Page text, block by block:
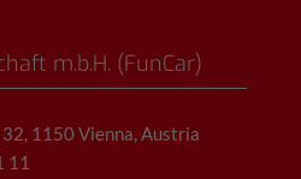
m.b.H. (FunCar)
1150 Vienna, Austria
11